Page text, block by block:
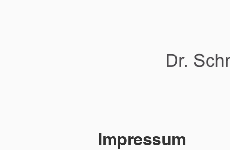
Impressum